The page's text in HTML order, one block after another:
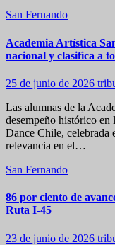
San Fernando
Academia Artística
nacional y clasifica a
25 de junio de 2026
Las alumnas de la
desempeño histórico en
Dance Chile, celebrada
relevancia en el…
San Fernando
86 por ciento de
Ruta I-45
23 de junio de 2026